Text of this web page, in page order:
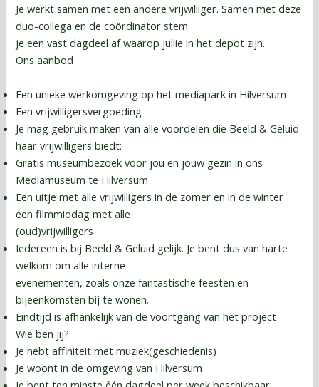
Je werkt samen met een andere vrijwilliger. Samen met deze
duo-collega en de coördinator stem
je een vast dagdeel af waarop jullie in het depot zijn.
Ons aanbod
Een unieke werkomgeving op het mediapark in Hilversum
Een vrijwilligersvergoeding
Je mag gebruik maken van alle voordelen die Beeld & Geluid
haar vrijwilligers biedt:
Gratis museumbezoek voor jou en jouw gezin in ons
Mediamuseum te Hilversum
Een uitje met alle vrijwilligers in de zomer en in de winter
een filmmiddag met alle
(oud)vrijwilligers
Iedereen is bij Beeld & Geluid gelijk. Je bent dus van harte
welkom om alle interne
evenementen, zoals onze fantastische feesten en
bijeenkomsten bij te wonen.
Eindtijd is afhankelijk van de voortgang van het project
Wie ben jij?
Je hebt affiniteit met muziek(geschiedenis)
Je woont in de omgeving van Hilversum